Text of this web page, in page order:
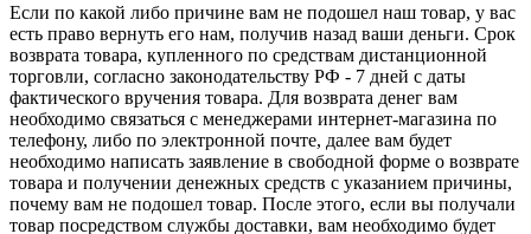
Если по какой либо причине вам не подошел наш товар, у вас
есть право вернуть его нам, получив назад ваши деньги. Срок
возврата товара, купленного по средствам дистанционной
торговли, согласно законодательству РФ - 7 дней с даты
фактического вручения товара. Для возврата денег вам
необходимо связаться с менеджерами интернет-магазина по
телефону, либо по электронной почте, далее вам будет
необходимо написать заявление в свободной форме о возврате
товара и получении денежных средств с указанием причины,
почему вам не подошел товар. После этого, если вы получали
товар посредством службы доставки, вам необходимо будет